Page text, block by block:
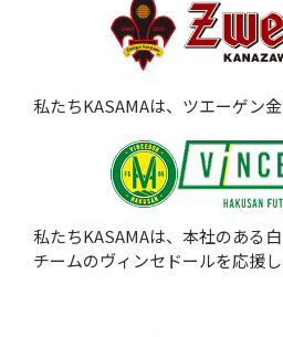
私たちKASAMAは、ツエーゲン
私たちKASAMAは、本社のある
チームのヴィンセドールを応援し